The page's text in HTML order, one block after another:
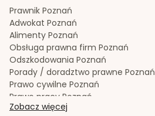
Sporządzanie testamentów
Upadłość konsumencka
Windykacja należności
Zachowek Łódź
Zakładanie i rejestracja spółek
Prawnik Poznań
Adwokat Poznań
Alimenty Poznań
Obsługa prawna firm Poznań
Odszkodowania Poznań
Porady / doradztwo prawne Poznań
Prawo cywilne Poznań
Prawo pracy Poznań
Prawo spadkowe
Zobacz więcej